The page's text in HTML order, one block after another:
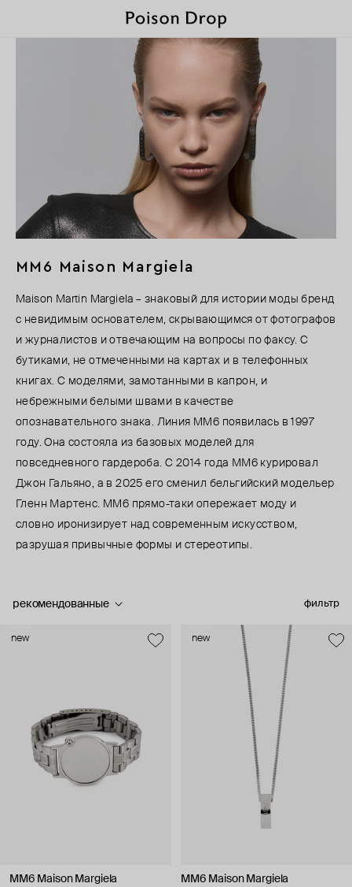
MM6 Maison Margiela
Maison Martin Margiela – знаковый для истории моды бренд
с невидимым основателем, скрывающимся от фотографов
и журналистов и отвечающим на вопросы по факсу. С
бутиками, не отмеченными на картах и в телефонных
книгах. С моделями, замотанными в капрон, и
небрежными белыми швами в качестве
опознавательного знака. Линия MM6 появилась в 1997
году. Она состояла из базовых моделей для
повседневного гардероба. С 2014 года ММ6 курировал
Джон Гальяно, а в 2025 его сменил бельгийский модельер
Гленн Мартенс. MM6 прямо-таки опережает моду и
словно иронизирует над современным искусством,
разрушая привычные формы и стереотипы.
фильтр
рекомендованные
new
MM6 Maison Margiela
new
MM6 Maison Margiela